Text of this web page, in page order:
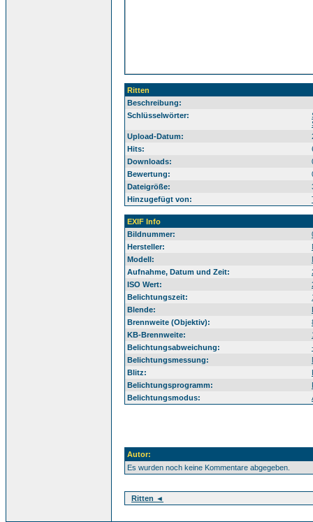
Ritten
Beschreibung:
Schlüsselwörter:
Upload-Datum:
Hits:
Downloads:
Bewertung:
Dateigröße:
Hinzugefügt von:
EXIF Info
Bildnummer:
Hersteller:
Modell:
Aufnahme, Datum und Zeit:
ISO Wert:
Belichtungszeit:
Blende:
Brennweite (Objektiv):
KB-Brennweite:
Belichtungsabweichung:
Belichtungsmessung:
Blitz:
Belichtungsprogramm:
Belichtungsmodus:
Autor:
Es wurden noch keine Kommentare abgegeben.
Ritten ◄